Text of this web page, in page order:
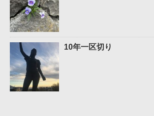
10年一区切り